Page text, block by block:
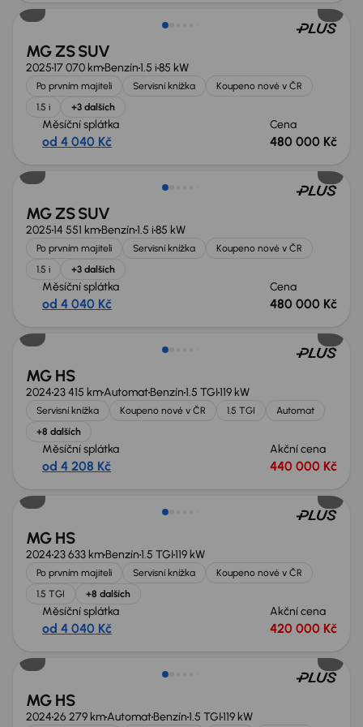
MG ZS SUV
202517 070 kmBenzín1.5 i85 kW
Po prvním majiteli Servisní knížka
Koupeno nové v ČR
1.5 i
+3 dalších
Měsíční splátka
od 4 040 Kč
Cena
480 000 Kč
Možnost odpočtu DPH
MG ZS SUV
202514 551 kmBenzín1.5 i85 kW
Po prvním majiteli Servisní knížka
Koupeno nové v ČR
1.5 i
+3 dalších
Měsíční splátka
od 4 040 Kč
Cena
480 000 Kč
MG HS
202423 415 kmAutomatBenzín1.5 TGI119 kW
Servisní knížka Koupeno nové v ČR 1.5 TGI
Automat
+8 dalších
Měsíční splátka
od 4 208 Kč
Akční cena
440 000 Kč
Zlevněno o 20 000 Kč
MG HS
202423 633 kmBenzín1.5 TGI119 kW
Po prvním majiteli Servisní knížka
Koupeno nové v ČR
1.5 TGI
+8 dalších
Měsíční splátka
od 4 040 Kč
Akční cena
420 000 Kč
Extra sleva 25 500 Kč
MG HS
202426 279 kmAutomatBenzín1.5 TGI119 kW